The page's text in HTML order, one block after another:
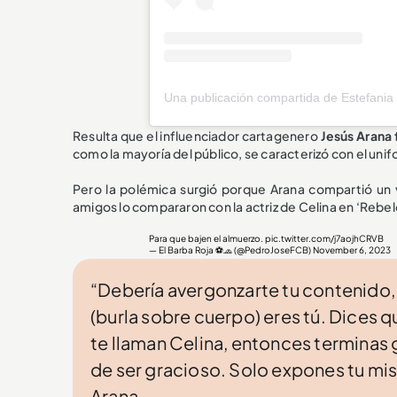
Resulta que el influenciador cartageneroJesús
como la mayoría del público, se caracterizó con el
Pero la polémica surgió porque Arana compartió
amigos lo compararon con la actriz de Celina en
Para que bajen el almuerzo. pic.twitter.com/j7aojhCRVB
— El Barba Roja ⚽️🧢 (@PedroJoseFCB) November 6, 2023
“Debería avergonzarte tu
(burla sobre cuerpo) eres tú. Dices
te llaman Celina, entonces
de ser gracioso. Solo expones tu